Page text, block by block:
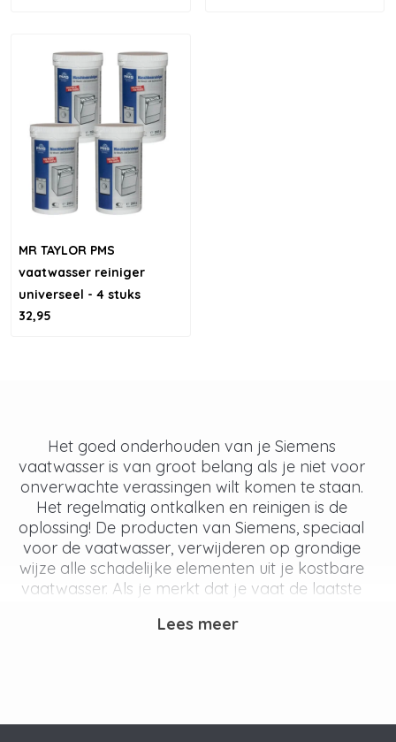
MR TAYLOR PMS
vaatwasser reiniger
universeel - 4 stuks
32,95
Het goed onderhouden van je Siemens
vaatwasser is van groot belang als je niet voor
onverwachte verassingen wilt komen te staan.
Het regelmatig ontkalken en reinigen is de
oplossing! De producten van Siemens, speciaal
voor de vaatwasser, verwijderen op grondige
wijze alle schadelijke elementen uit je kostbare
vaatwasser. Als je merkt dat je vaat de laatste
vaatwasser een onderhoudsbeurt te geven.
Lees meer